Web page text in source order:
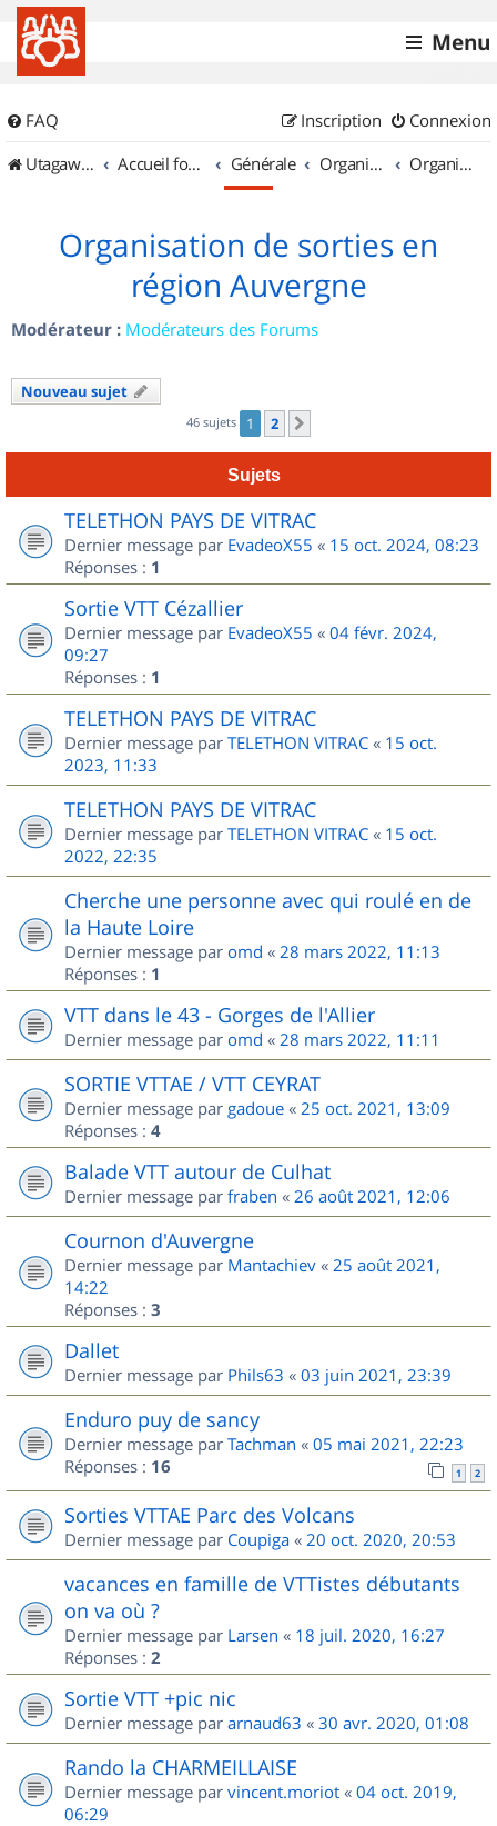
Menu
FAQ Connexion
Inscription
UtagawaVTT (Randos VTT et VTTAE avec traces GPS)
Accueil forum Générale Organisation de sorties & Recherche de partenaires Organisation de sorties en région Auvergne
Organisation de sorties en
région Auvergne
Modérateur : Modérateurs des Forums
Nouveau sujet
46 sujets 1 2
Sujets
TELETHON PAYS DE VITRAC
Dernier message par EvadeoX55 « 15 oct. 2024, 08:23
Réponses : 1
Sortie VTT Cézallier
Dernier message par EvadeoX55 « 04 févr. 2024,
09:27
Réponses : 1
TELETHON PAYS DE VITRAC
Dernier message par TELETHON VITRAC « 15 oct.
2023, 11:33
TELETHON PAYS DE VITRAC
Dernier message par TELETHON VITRAC « 15 oct.
2022, 22:35
Cherche une personne avec qui roulé en de
la Haute Loire
Dernier message par omd « 28 mars 2022, 11:13
Réponses : 1
VTT dans le 43 - Gorges de l'Allier
Dernier message par omd « 28 mars 2022, 11:11
SORTIE VTTAE / VTT CEYRAT
Dernier message par gadoue « 25 oct. 2021, 13:09
Réponses : 4
Balade VTT autour de Culhat
Dernier message par fraben « 26 août 2021, 12:06
Cournon d'Auvergne
Dernier message par Mantachiev « 25 août 2021,
14:22
Réponses : 3
Dallet
Dernier message par Phils63 « 03 juin 2021, 23:39
Enduro puy de sancy
Dernier message par Tachman « 05 mai 2021, 22:23
Réponses : 16 1 2
Sorties VTTAE Parc des Volcans
Dernier message par Coupiga « 20 oct. 2020, 20:53
vacances en famille de VTTistes débutants
on va où ?
Dernier message par Larsen « 18 juil. 2020, 16:27
Réponses : 2
Sortie VTT +pic nic
Dernier message par arnaud63 « 30 avr. 2020, 01:08
Rando la CHARMEILLAISE
Dernier message par vincent.moriot « 04 oct. 2019,
06:29